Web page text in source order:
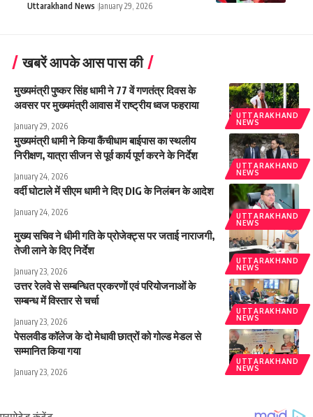
Uttarakhand News January 29, 2026
खबरें आपके आस पास की
UTTARAKHAND
NEWS
मुख्यमंत्री पुष्कर सिंह धामी ने 77 वें गणतंत्र दिवस के
अवसर पर मुख्यमंत्री आवास में राष्ट्रीय ध्वज फहराया
January 29, 2026
UTTARAKHAND
NEWS
मुख्यमंत्री धामी ने किया कैंचीधाम बाईपास का स्थलीय
निरीक्षण, यात्रा सीजन से पूर्व कार्य पूर्ण करने के निर्देश
January 24, 2026
UTTARAKHAND
NEWS
वर्दी घोटाले में सीएम धामी ने दिए DIG के निलंबन के आदेश
January 24, 2026
UTTARAKHAND
NEWS
मुख्य सचिव ने धीमी गति के प्रोजेक्ट्स पर जताई नाराजगी,
तेजी लाने के दिए निर्देश
January 23, 2026
UTTARAKHAND
NEWS
उत्तर रेलवे से सम्बन्धित प्रकरणों एवं परियोजनाओं के
सम्बन्ध में विस्तार से चर्चा
January 23, 2026
UTTARAKHAND
NEWS
पेसलवीड कॉलेज के दो मेधावी छात्रों को गोल्ड मेडल से
सम्मानित किया गया
January 23, 2026